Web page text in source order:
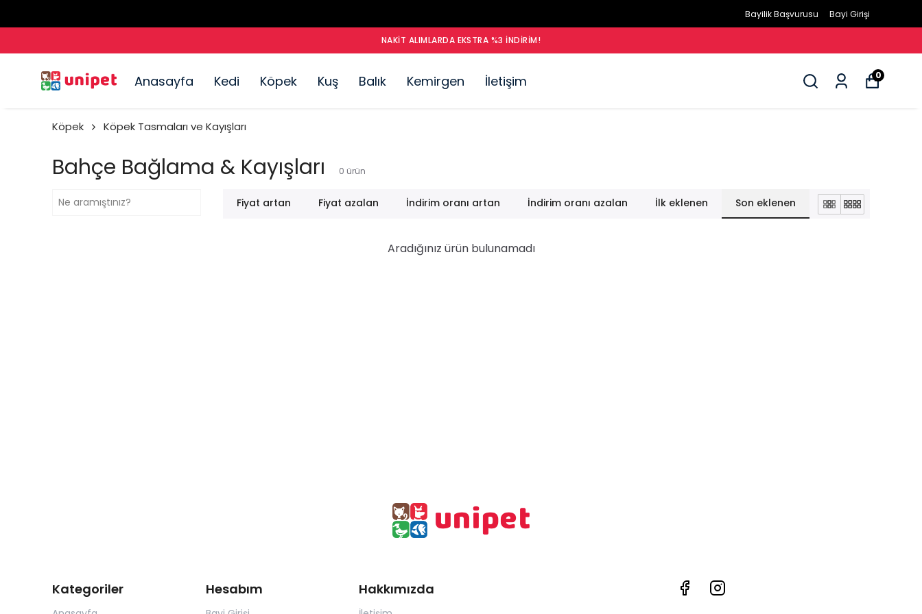
Bayilik Başvurusu Bayi Girişi
NAKIT ALIMLARDA EKSTRA %3 İNDIRIM!
Anasayfa Kedi Köpek Kuş Balık Kemirgen İletişim 0
Köpek Köpek Tasmaları ve Kayışları
Bahçe Bağlama & Kayışları 0 ürün
Fiyat artan Fiyat azalan İndirim oranı artan İndirim oranı azalan İlk eklenen Son eklenen
Aradığınız ürün bulunamadı
Kategoriler Hesabım Hakkımızda